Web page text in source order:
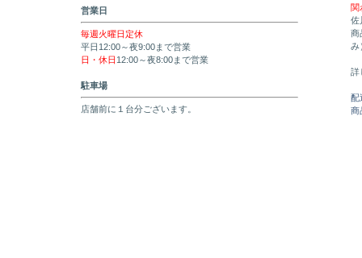
営業日
毎週火曜日定休
平日12:00～夜9:00まで営業
日・休日 12:00～夜8:00まで営業
駐車場
店舗前に１台分ございます。
関
佐
商
み
詳
配
商